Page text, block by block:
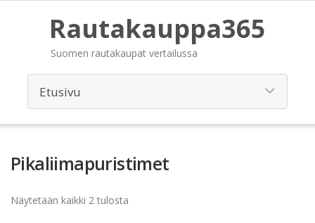
Rautakauppa365
Suomen rautakaupat vertailussa
Pikaliimapuristimet
Näytetään kaikki 2 tulosta